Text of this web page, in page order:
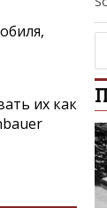
их как